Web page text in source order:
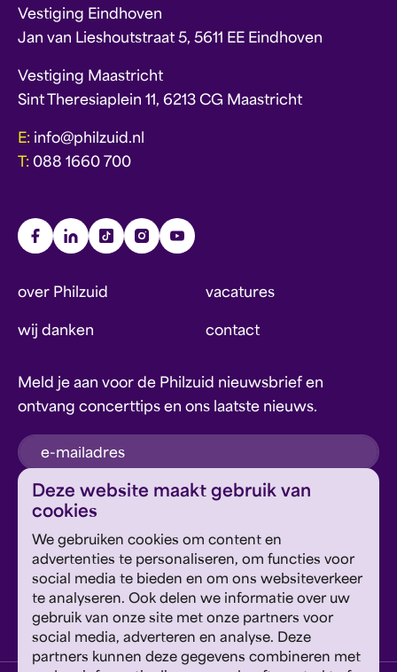
Deze website maakt gebruik van
cookies
We gebruiken cookies om content en
advertenties te personaliseren, om functies voor
social media te bieden en om ons websiteverkeer
te analyseren. Ook delen we informatie over uw
gebruik van onze site met onze partners voor
social media, adverteren en analyse. Deze
partners kunnen deze gegevens combineren met
Vestiging Eindhoven
Jan van Lieshoutstraat 5, 5611 EE Eindhoven
Vestiging Maastricht
Sint Theresiaplein 11, 6213 CG Maastricht
E: info@philzuid.nl
T: 088 1660 700
over Philzuid vacatures
wij danken contact
Meld je aan voor de Philzuid nieuwsbrief en
ontvang concerttips en ons laatste nieuws.
inschrijven
Google's Privacyverklaring en Servicevoorwaarden
van toepassing.
Geef om Philzuid en steun ons!
steun ons